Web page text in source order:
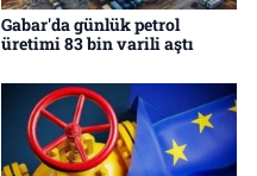
Gabar'da günlük petrol
üretimi 83 bin varili aştı